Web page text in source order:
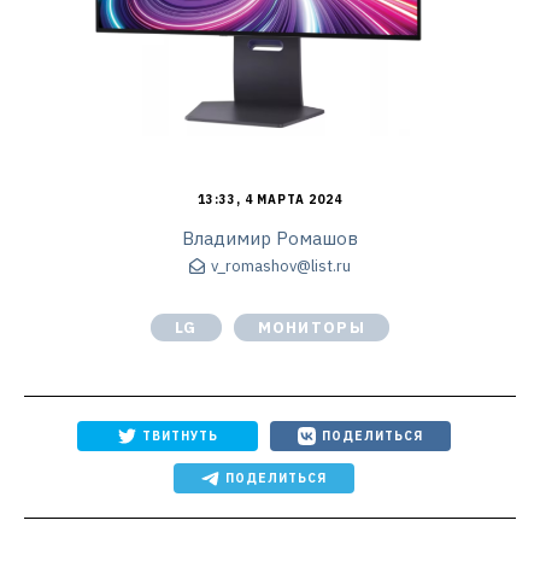
13:33, 4 МАРТА 2024
Владимир Ромашов
v_romashov@list.ru
LG МОНИТОРЫ
ТВИТНУТЬ ПОДЕЛИТЬСЯ
ПОДЕЛИТЬСЯ